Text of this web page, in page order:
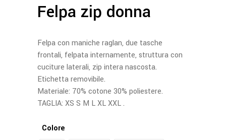
Felpa zip donna
Felpa con maniche raglan, due tasche
frontali, felpata internamente, struttura con
cuciture laterali, zip intera nascosta.
Etichetta removibile.
Materiale: 70% cotone 30% poliestere.
TAGLIA: XS S M L XL XXL .
Colore